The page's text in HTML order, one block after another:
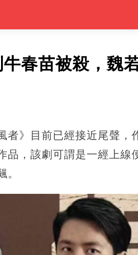
牛春苗被殺，魏
者》目前已經接近尾聲，
品，該劇可謂是一經上線